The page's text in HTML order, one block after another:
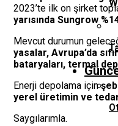
2023’te ilk on şirket
yarısında Sungrow
Mevcut durumun
yasalar, Avrupa’da
bataryaları, termal
Enerji depolama için
yerel üretimin ve
Saygılarımla.